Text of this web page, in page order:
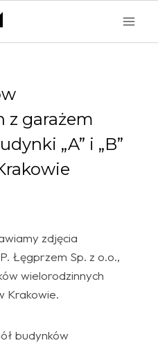
z garażem
„A” i „B”
zdjęcia
Łęgprzem Sp. z o.o.,
wielorodzinnych
Krakowie.
budynków